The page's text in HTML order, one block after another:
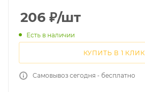
206 ₽/шт
Есть в наличии
КУПИТЬ В 1 КЛИК
Самовывоз сегодня - бесплатно